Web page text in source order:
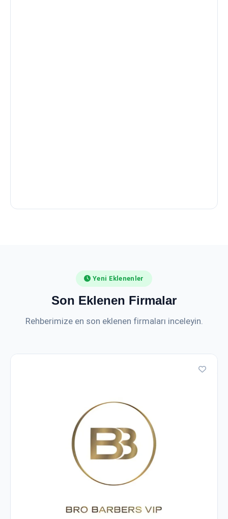
Yeni Eklenenler
Son Eklenen Firmalar
Rehberimize en son eklenen firmaları inceleyin.